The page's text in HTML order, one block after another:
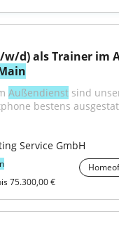
Außendienst sind
bestens
Service GmbH
75.300,00 €